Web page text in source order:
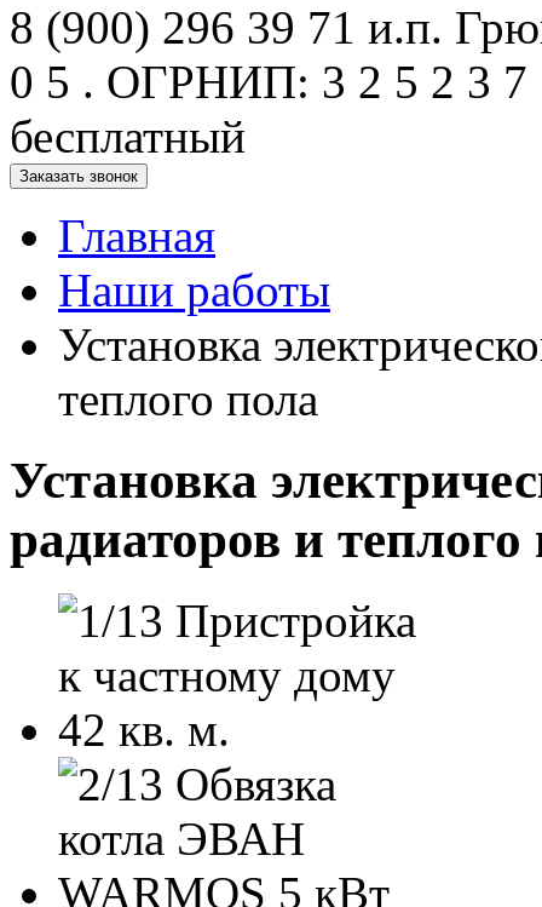
8 (900) 296 39 71 и.п.
0 5 . ОГРНИП: 3 2 5 2 3 7
бесплатный
Заказать звонок
Главная
Наши работы
Установка
теплого пола
Установка
радиаторов и теплого